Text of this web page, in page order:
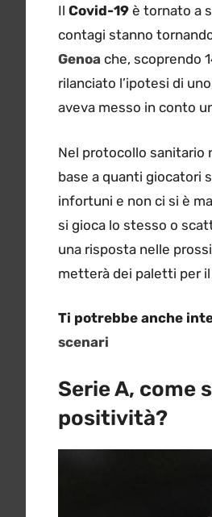
Il Covid-19 è tornato a
contagi stanno
Genoa che, scoprendo
rilanciato l’ipotesi di
aveva messo in conto
Nel protocollo sanitario
base a quanti giocatori
infortuni e non ci si è
si gioca lo stesso o
una risposta nelle
metterà dei paletti per
Ti potrebbe anche
scenari
Serie A, come
positività?